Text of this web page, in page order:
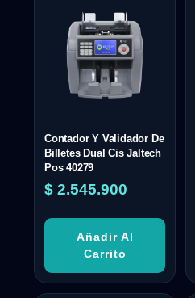
Contador Y Validador De
Billetes Dual Cis Jaltech
Pos 40279
$ 2.545.900
Añadir Al
Carrito